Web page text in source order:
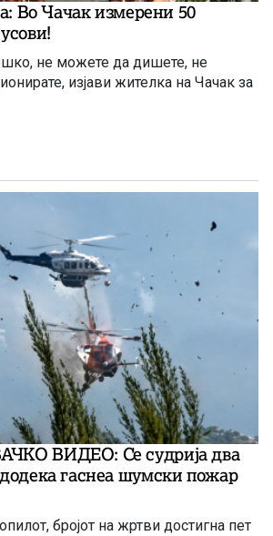
Во Чачак измерени 50
не можете да дишете, не
изјави жителка на Чачак за
ВИДЕО: Се судрија два
гаснеа шумски пожар
бројот на жртви достигна пет